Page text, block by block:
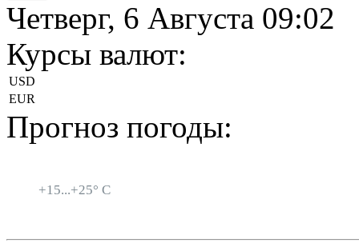
Четверг, 6 Августа 09:02
Курсы валют:
USD
EUR
Прогноз погоды:
+15...+25° C